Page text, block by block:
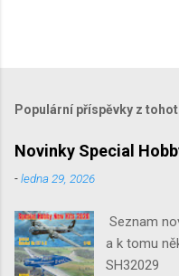
Populární příspěvky z
Novinky Special
-ledna 29, 2026
Seznam
a k tomu
SH32029